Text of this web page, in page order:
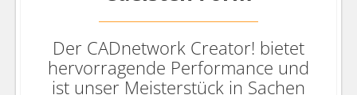
Der CADnetwork Creator! bietet
hervorragende Performance und
ist unser Meisterstück in Sachen